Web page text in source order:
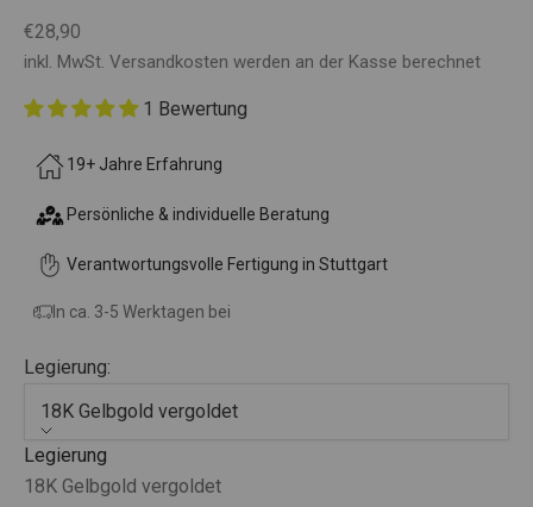
Angebot
€28,90
inkl. MwSt. Versandkosten werden an der Kasse berechnet
1 Bewertung
19+ Jahre Erfahrung
Persönliche & individuelle Beratung
Verantwortungsvolle Fertigung in Stuttgart
In ca. 3-5 Werktagen bei
Legierung:
18K Gelbgold vergoldet
Legierung
18K Gelbgold vergoldet